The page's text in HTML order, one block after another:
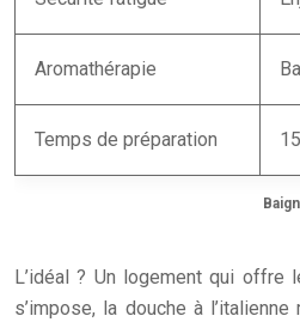
Aromathérapie
Temps de préparation
L’idéal ? Un logement qui
s’impose, la douche à